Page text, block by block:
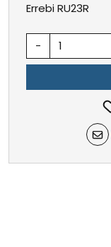
Errebi RU23R
-